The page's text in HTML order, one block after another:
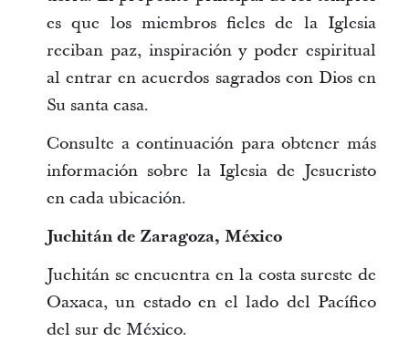
es que los miembros fieles de la Iglesia
reciban paz, inspiración y poder espiritual
al entrar en acuerdos sagrados con Dios en
Su santa casa.
Consulte a continuación para obtener más
información sobre la Iglesia de Jesucristo
en cada ubicación.
Juchitán de Zaragoza, México
Juchitán se encuentra en la costa sureste de
Oaxaca, un estado en el lado del Pacífico
del sur de México.